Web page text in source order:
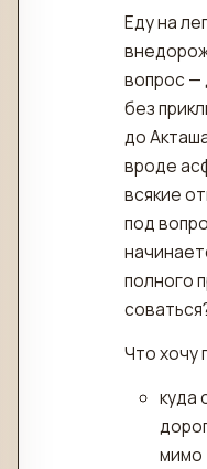
Еду на
вопрос —
без
до
вроде
всякие
под
полного
Что хочу
куда
мимо